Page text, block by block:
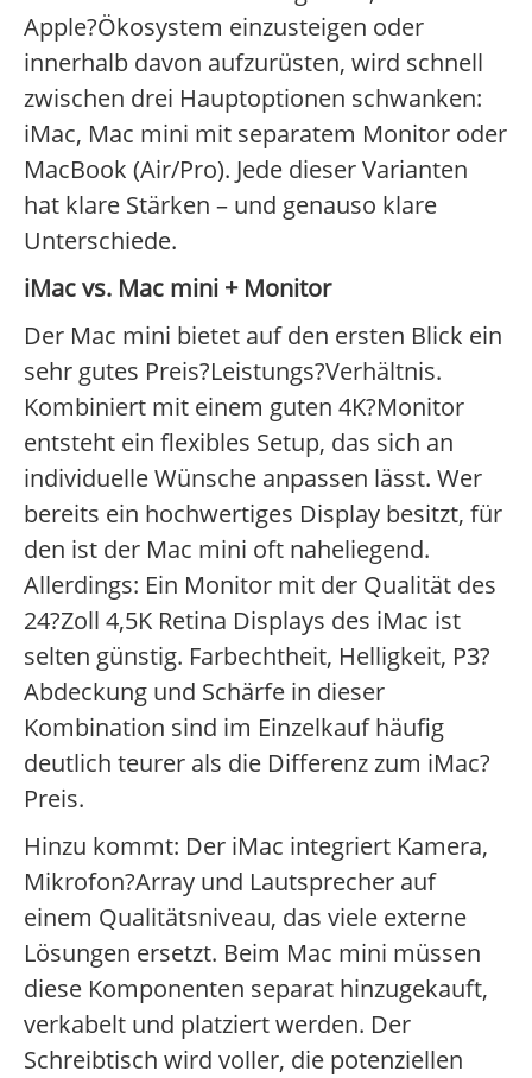
Apple?Ökosystem einzusteigen oder
innerhalb davon aufzurüsten, wird schnell
zwischen drei Hauptoptionen schwanken:
iMac, Mac mini mit separatem Monitor oder
MacBook (Air/Pro). Jede dieser Varianten
hat klare Stärken – und genauso klare
Unterschiede.
iMac vs. Mac mini + Monitor
Der Mac mini bietet auf den ersten Blick ein
sehr gutes Preis?Leistungs?Verhältnis.
Kombiniert mit einem guten 4K?Monitor
entsteht ein flexibles Setup, das sich an
individuelle Wünsche anpassen lässt. Wer
bereits ein hochwertiges Display besitzt, für
den ist der Mac mini oft naheliegend.
Allerdings: Ein Monitor mit der Qualität des
24?Zoll 4,5K Retina Displays des iMac ist
selten günstig. Farbechtheit, Helligkeit, P3?
Abdeckung und Schärfe in dieser
Kombination sind im Einzelkauf häufig
deutlich teurer als die Differenz zum iMac?
Preis.
Hinzu kommt: Der iMac integriert Kamera,
Mikrofon?Array und Lautsprecher auf
einem Qualitätsniveau, das viele externe
Lösungen ersetzt. Beim Mac mini müssen
diese Komponenten separat hinzugekauft,
verkabelt und platziert werden. Der
Schreibtisch wird voller, die potenziellen